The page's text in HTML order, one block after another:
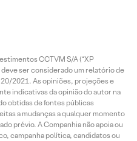
CCTVM S/A (“XP
deve ser considerado um relatório de
20/2021. As opiniões, projeções e
indicativas da opinião do autor na
obtidas de fontes públicas
a mudanças a qualquer momento
prévio. A Companhia não apoia ou
campanha política, candidatos ou